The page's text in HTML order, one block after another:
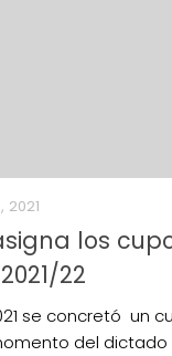
2021
los
22
se concretó un
del